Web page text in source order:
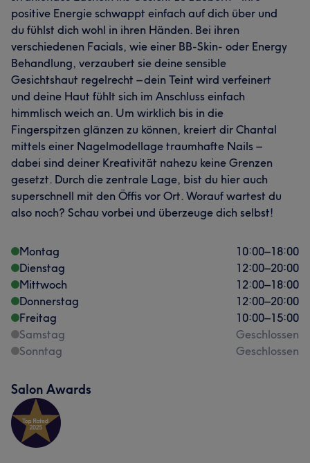
positive Energie schwappt einfach auf dich über und
du fühlst dich wohl in ihren Händen. Bei ihren
verschiedenen Facials, wie einer BB-Skin- oder Energy
Behandlung, verzaubert sie deine sensible
Gesichtshaut regelrecht – dein Teint wird verfeinert
und deine Haut fühlt sich im Anschluss einfach
himmlisch weich an. Um wirklich bis in die
Fingerspitzen glänzen zu können, kreiert dir Chantal
mittels einer Nagelmodellage traumhafte Nails –
dabei sind deiner Kreativität nahezu keine Grenzen
gesetzt. Durch die zentrale Lage, bist du hier auch
superschnell mit den Öffis vor Ort. Worauf wartest du
also noch? Schau vorbei und überzeuge dich selbst!
Montag 10:00–18:00
Dienstag
12:00–20:00
Mittwoch
12:00–18:00
Donnerstag
12:00–20:00
Freitag
10:00–15:00
Samstag
Geschlossen
Sonntag
Geschlossen
Salon Awards